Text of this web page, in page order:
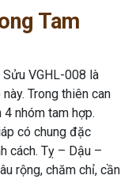
Tam
VGHL-008 là
Trong thiên can
nhóm tam hợp.
có chung đặc
cách. Tỵ – Dậu –
rộng, chăm chỉ, cần